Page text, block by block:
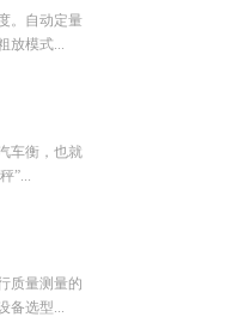
。自动定量
放模式...
车衡，也就
”...
质量测量的
备选型...